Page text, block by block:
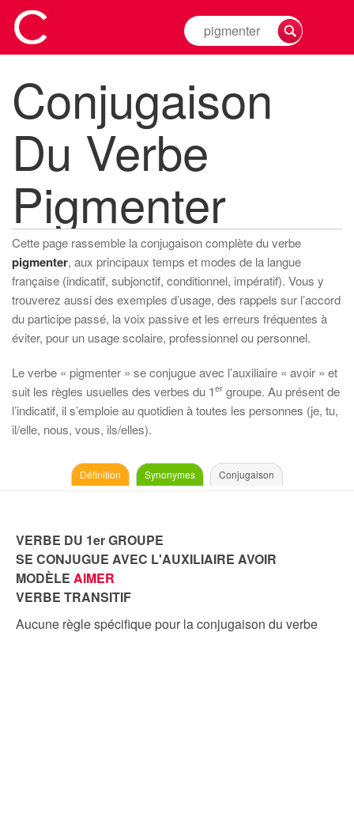
Rechercher
la
d'un
verbe
Conjugaison
Du Verbe
Pigmenter
Cette page rassemble la conjugaison complète du verbe
pigmenter, aux principaux temps et modes de la langue
française (indicatif, subjonctif, conditionnel, impératif). Vous y
trouverez aussi des exemples d’usage, des rappels sur l’accord
du participe passé, la voix passive et les erreurs fréquentes à
éviter, pour un usage scolaire, professionnel ou personnel.
Le verbe « pigmenter » se conjugue avec l’auxiliaire « avoir » et
suit les règles usuelles des verbes du 1er groupe. Au présent de
l’indicatif, il s’emploie au quotidien à toutes les personnes (je, tu,
il/elle, nous, vous, ils/elles).
Définition Synonymes Conjugaison
VERBE DU 1er GROUPE
SE CONJUGUE AVEC L'AUXILIAIRE AVOIR
MODÈLE AIMER
VERBE TRANSITIF
Aucune règle spécifique pour la conjugaison du verbe